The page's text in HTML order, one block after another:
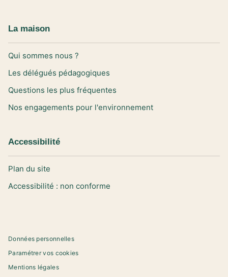
La maison
Qui sommes nous ?
Les délégués pédagogiques
Questions les plus fréquentes
Nos engagements pour l'environnement
Accessibilité
Plan du site
Accessibilité : non conforme
Données personnelles
Paramétrer vos cookies
Mentions légales